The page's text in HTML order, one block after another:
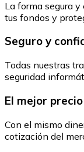
La forma segura
tus fondos y
Seguro y
Todas nuestras
seguridad
El mejor precio
Con el mismo
cotización del